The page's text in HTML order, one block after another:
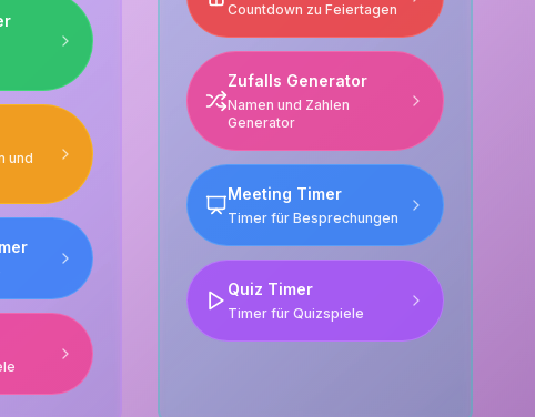
und
Countdown zu Feiertagen
Zufalls Generator
Namen und Zahlen
Generator
Meeting Timer
Timer für Besprechungen
Quiz Timer
Timer für Quizspiele